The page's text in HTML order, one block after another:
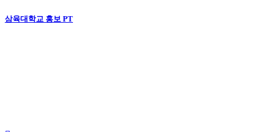
삼육대학교 홍보 PT